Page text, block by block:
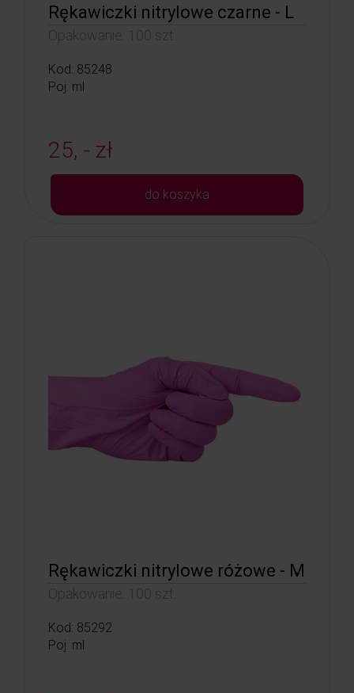
Rękawiczki nitrylowe czarne - L
Opakowanie: 100 szt.
Kod: 85248
Poj: ml
25, - zł
do koszyka
Rękawiczki nitrylowe różowe - M
Opakowanie: 100 szt.
Kod: 85292
Poj: ml